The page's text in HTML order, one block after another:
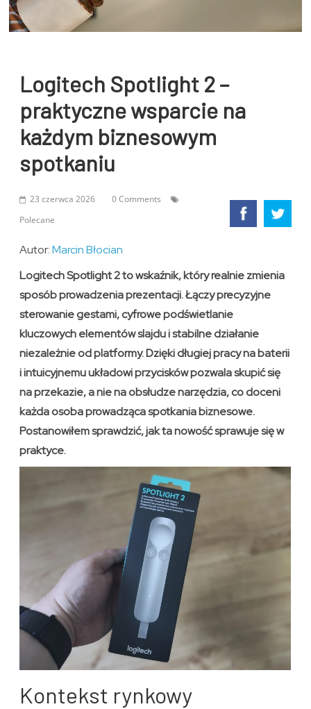
Logitech Spotlight 2 –
praktyczne wsparcie na
każdym biznesowym
spotkaniu
23 czerwca 2026
0 Comments
Polecane
Autor:Marcin Błocian
Logitech Spotlight 2 to wskaźnik, który realnie zmienia
sposób prowadzenia prezentacji. Łączy precyzyjne
sterowanie gestami, cyfrowe podświetlanie
kluczowych elementów slajdu i stabilne działanie
niezależnie od platformy. Dzięki długiej pracy na baterii
i intuicyjnemu układowi przycisków pozwala skupić się
na przekazie, a nie na obsłudze narzędzia, co doceni
każda osoba prowadząca spotkania biznesowe.
Postanowiłem sprawdzić, jak ta nowość sprawuje się w
praktyce.
Kontekst rynkowy